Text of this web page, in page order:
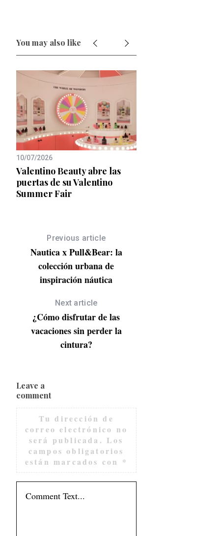
You may also like
10/07/2026
Valentino Beauty abre las
puertas de su Valentino
Summer Fair
Previous article
Nautica x Pull&Bear: la
colección urbana de
inspiración náutica
Next article
¿Cómo disfrutar de las
vacaciones sin perder la
cintura?
Leave a
comment
Tu dirección de
correo electrónico no
será publicada. Los
campos obligatorios
están marcados con *